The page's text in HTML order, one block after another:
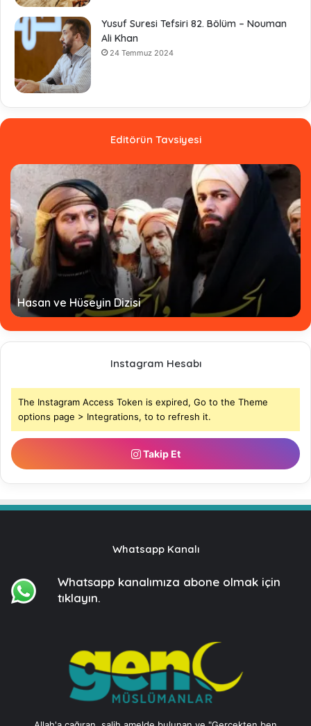
Yusuf Suresi Tefsiri 82. Bölüm – Nouman
Ali Khan
24 Temmuz 2024
Editörün Tavsiyesi
Hasan ve Hüseyin Dizisi
Instagram Hesabı
The Instagram Access Token is expired, Go to the Theme
options page > Integrations, to to refresh it.
Takip Et
Whatsapp Kanalı
Whatsapp kanalımıza abone olmak için
tıklayın.